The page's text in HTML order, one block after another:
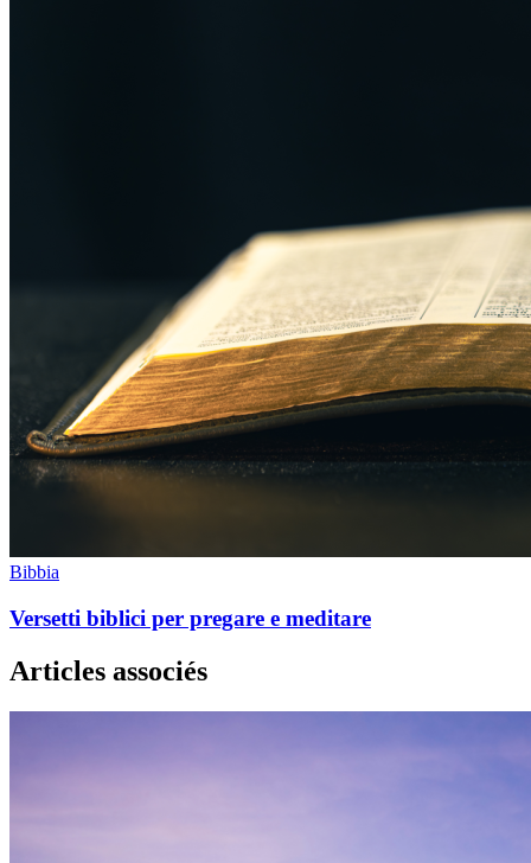
Bibbia
Versetti biblici per pregare e meditare
Articles associés